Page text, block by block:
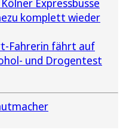
komplett wieder
Fahrerin fährt auf
und Drogentest